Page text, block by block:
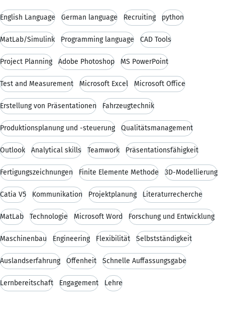
English Language German language Recruiting python
MatLab/Simulink Programming language CAD Tools
Project Planning Adobe Photoshop MS PowerPoint
Test and Measurement Microsoft Excel Microsoft Office
Erstellung von Präsentationen Fahrzeugtechnik
Produktionsplanung und -steuerung Qualitätsmanagement
Outlook Analytical skills Teamwork Präsentationsfähigkeit
Fertigungszeichnungen Finite Elemente Methode 3D-Modellierung
Catia V5 Kommunikation Projektplanung Literaturrecherche
MatLab Technologie Microsoft Word Forschung und Entwicklung
Maschinenbau Engineering Flexibilität Selbstständigkeit
Auslandserfahrung Offenheit Schnelle Auffassungsgabe
Lernbereitschaft Engagement Lehre